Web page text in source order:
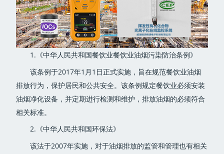
1.《中华人民共和国餐饮业餐饮业油烟污染防治条例》
该条例于2017年1月1日正式实施，旨在规范餐饮业油烟
排放行为，保护居民和公共安全。该条例规定餐饮业必须安装
油烟净化设备，并定期进行检测和维护，排放油烟的必须符合
相关标准。
2.《中华人民共和国环保法》
该法于2007年实施，对于油烟排放的监管和管理也有相关